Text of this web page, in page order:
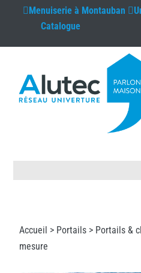
Menuiserie à Montauban
Catalogue
Accueil > Portails > Portails &
mesure